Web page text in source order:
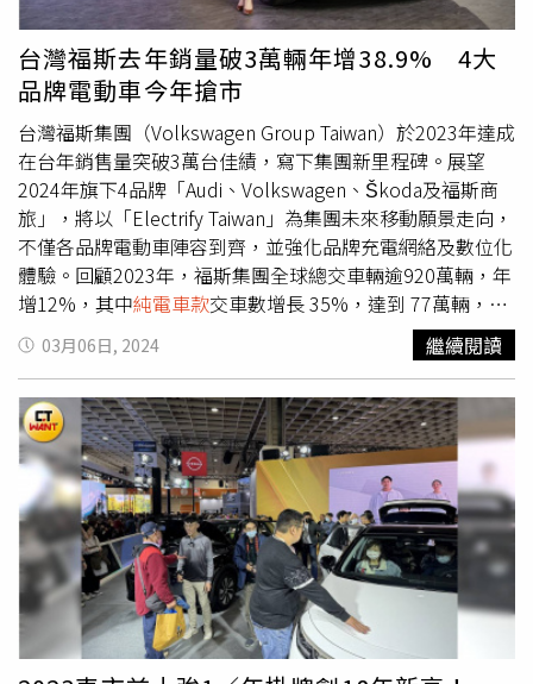
配備聲學舒適套件，透過防紅外線隔熱隔音玻璃有效阻擋風
切噪音，保持座艙的靜謐性，同時搭配AMG SOUND
EXPERIENCE 專屬音效，營造性能豪華的熱血氛圍。不僅
如此，隨著全新動力EQE 300 SUV車型導入，同步推出選配
「極星套裝」，套裝包含 HYPERSCREEN 超寬幅螢幕、聲
學舒適套件、ENERGIZING 智慧空氣淨化系統，以及
THEREMOTRONIC豪華型四區恆溫空調，套裝選配價為
454,000 元。高端豪華旗艦車款EQS 450+ 同樣新增眾多標
準配備，除電動啟閉式充電口外蓋，還新增AMG Line外觀
及內裝套件與20吋AMG五幅式鋁合金輪圈。若選配「進階
豪華座椅套件」，座椅將支援更多符合人體工學的功能，如
「可伸展型座椅」椅背可電動調整增加傾斜角度，開啟禮車
模式，還能將副駕駛座電動調整移至最前方，將右後乘客座
位空間最大化，打造絕佳的舒適度與尊榮感。而千萬等級的
層峰休旅車款Mercedes-Maybach GLS 600 4MATIC則推出
「Night Series」版本，新增MAYBACH經典的專屬雙色車
漆，包含科技銀/鐵黑、鐵黑/沙漠金兩種專屬塗裝，配以黑
化工藝處理的前保桿飾條、後視鏡蓋、門把手、鋁質窗框和
車頂架等細節，進出車艙則有鑲以 MAYBACH 徽飾的黑色電
動升降車側踏板。
台灣福斯去年銷量破3萬輛年增38.9% 4大
品牌電動車今年搶市
台灣福斯集團（Volkswagen Group Taiwan）於2023年達成
在台年銷售量突破3萬台佳績，寫下集團新里程碑。展望
2024年旗下4品牌「Audi、Volkswagen、Škoda及福斯商
旅」，將以「Electrify Taiwan」為集團未來移動願景走向，
不僅各品牌電動車陣容到齊，並強化品牌充電網絡及數位化
體驗。回顧2023年，福斯集團全球總交車輛逾920萬輛，年
增12%，其中純電車款交車數增長 35%，達到 77萬輛，占
集團總交車輛的 8.3%。而台灣市場，也創下在台銷售歷史
新高，首度年銷量突破3萬台，年增38.9%。台灣福斯集團
團充滿電能、蓄勢待發，不僅各品牌電動車陣容將到齊，更
加速推進全台充電網絡及線上線下服務。」Audi在2023年
整體銷售表現繳出雙位數25.5% 佳績，其中Audi Sport 性能
車系強勁成長21.5%，伴隨Audi Q8 e-tron車系加入，純電
車銷售表現較去年同期成長17.8%；邁入2024年，台灣奧迪
計畫再添小型純電休旅生力軍，不僅將引進 Audi Q4 e-
tron、Q4 Sportback e-tron 車系來台，加上四環休旅車與
Audi Sport 性能車系，預計將有10款新作陸續抵台。
Volkswagen台灣福斯汽車在2023年度掛牌數達到14,009
台，較去年銷售成長40%，品牌市占率超過3.5%，主要來
03月06日, 2024 繼續閱讀